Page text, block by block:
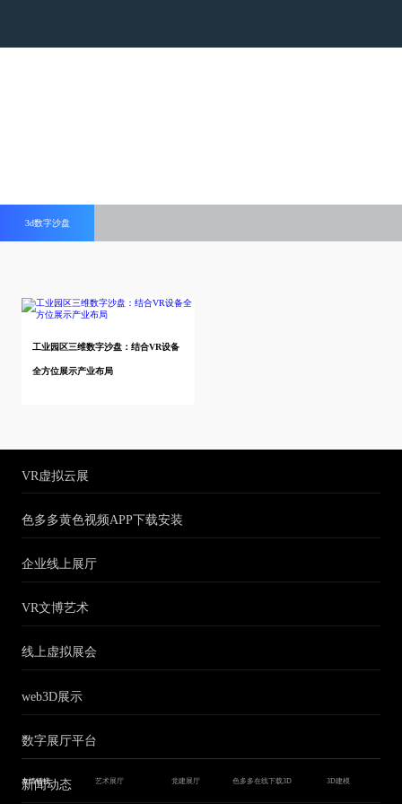
3d数字沙盘
工业园区三维数字沙盘：结合VR设备
全方位展示产业布局
VR虚拟云展
色多多黄色视频APP下载安装
企业线上展厅
VR文博艺术
线上虚拟展会
web3D展示
数字展厅平台
新闻动态
友情链接 艺术展厅 党建展厅 色多多在线下载3D 3D建模